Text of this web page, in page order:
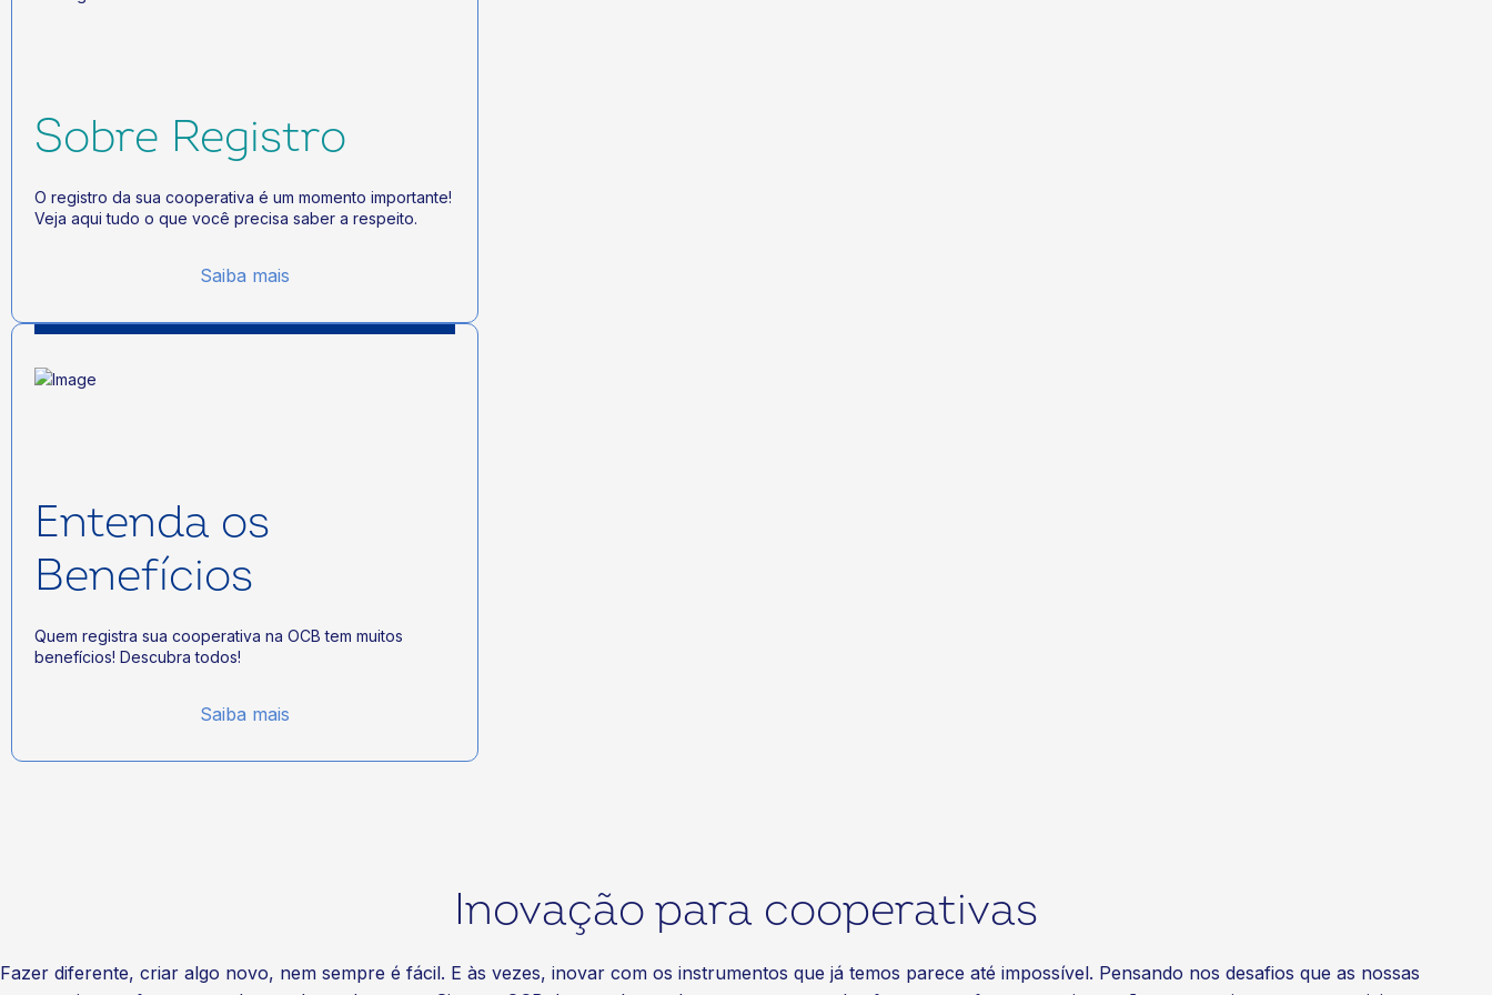
Sobre Registro
O registro da sua cooperativa é um momento importante!
Veja aqui tudo o que você precisa saber a respeito.
Saiba mais
Entenda os
Benefícios
Quem registra sua cooperativa na OCB tem muitos
benefícios! Descubra todos!
Saiba mais
Inovação para cooperativas
Fazer diferente, criar algo novo, nem sempre é fácil. E às vezes, inovar com os instrumentos que já temos parece até impossível. Pensando nos desafios que as nossas